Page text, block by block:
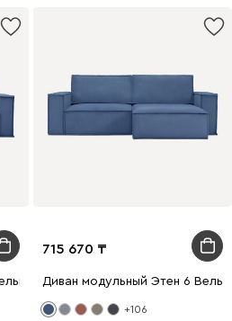
Синий
715 670
Диван модульный Этен 6
+106